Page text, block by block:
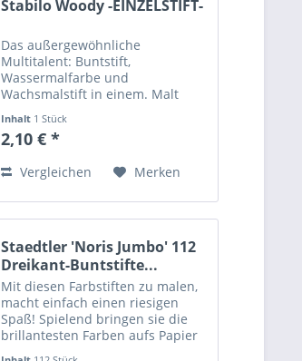
Stabilo Woody -EINZELSTIFT-
Das außergewöhnliche
Multitalent: Buntstift,
Wassermalfarbe und
Wachsmalstift in einem. Malt
Glas, Metall, Leder etc. Lässt sich
von Glas mit Wasser entfernen.
für...
Inhalt 1 Stück
2,10 € *
Vergleichen Merken
Staedtler 'Noris Jumbo' 112
Dreikant-Buntstifte...
Mit diesen Farbstiften zu malen,
macht einfach einen riesigen
Spaß! Spielend bringen sie die
brillantesten Farben aufs Papier